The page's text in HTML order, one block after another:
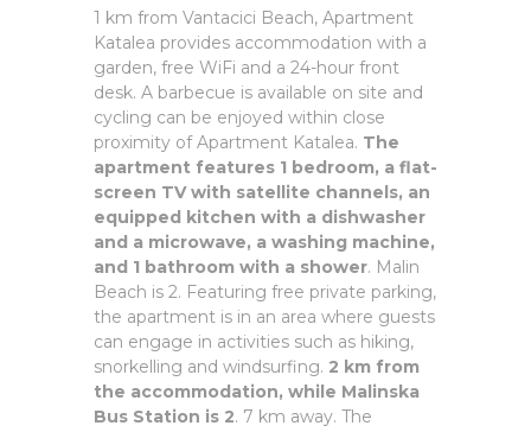
1 km from Vantacici Beach, Apartment
Katalea provides accommodation with a
garden, free WiFi and a 24-hour front
desk. A barbecue is available on site and
cycling can be enjoyed within close
proximity of Apartment Katalea. The
apartment features 1 bedroom, a flat-
screen TV with satellite channels, an
equipped kitchen with a dishwasher
and a microwave, a washing machine,
and 1 bathroom with a shower. Malin
Beach is 2. Featuring free private parking,
the apartment is in an area where guests
can engage in activities such as hiking,
snorkelling and windsurfing. 2 km from
the accommodation, while Malinska
Bus Station is 2. 7 km away. The